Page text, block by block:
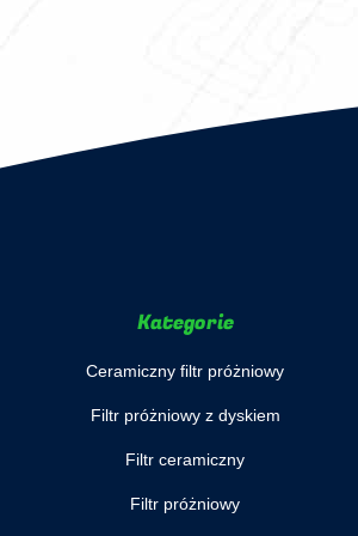
Kategorie
Ceramiczny filtr próżniowy
Filtr próżniowy z dyskiem
Filtr ceramiczny
Filtr próżniowy